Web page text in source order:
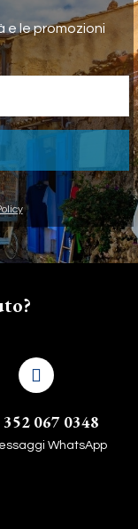
le promozioni
067 0348
WhatsApp